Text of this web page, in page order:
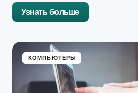
Узнать больше
КОМПЬЮТЕРЫ